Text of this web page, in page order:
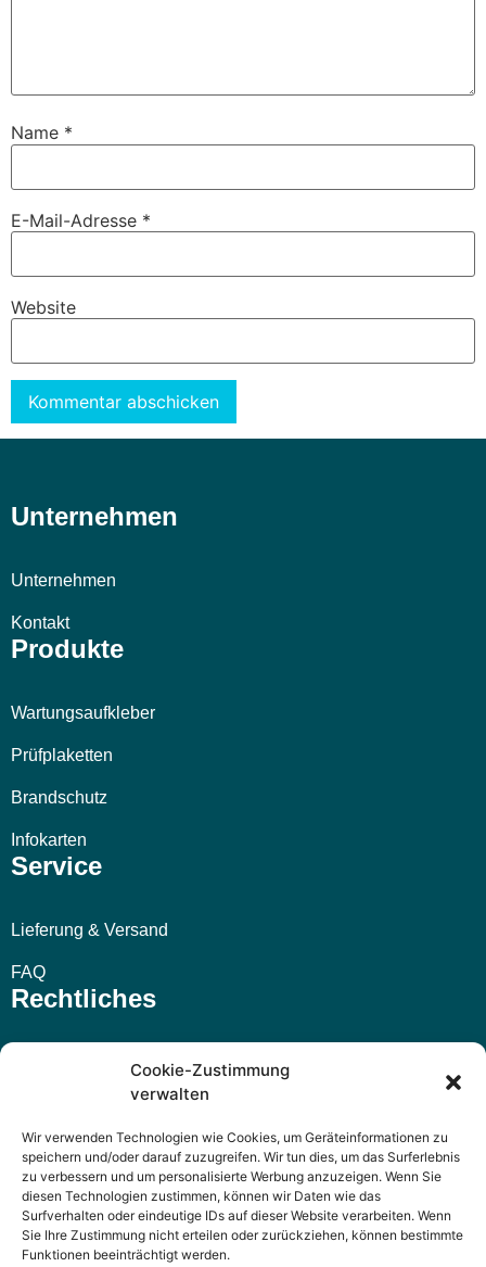
Cookie-Zustimmung
verwalten
Wir verwenden Technologien wie Cookies, um Geräteinformationen zu
speichern und/oder darauf zuzugreifen. Wir tun dies, um das Surferlebnis
zu verbessern und um personalisierte Werbung anzuzeigen. Wenn Sie
diesen Technologien zustimmen, können wir Daten wie das
Surfverhalten oder eindeutige IDs auf dieser Website verarbeiten. Wenn
Sie Ihre Zustimmung nicht erteilen oder zurückziehen, können bestimmte
Funktionen beeinträchtigt werden.
Name *
E-Mail-Adresse *
Website
Unternehmen
Unternehmen
Kontakt
Produkte
Wartungsaufkleber
Prüfplaketten
Brandschutz
Infokarten
Service
Lieferung & Versand
FAQ
Rechtliches
Widerrufsbelehrung
Datenschutzerklärung